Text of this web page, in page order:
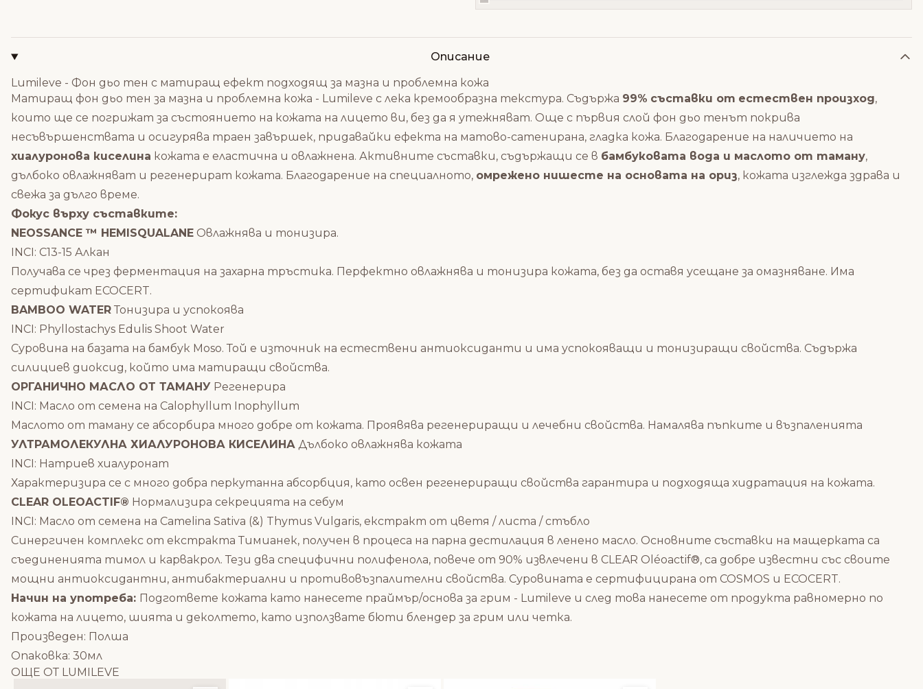
Описание
Lumileve - Фон дьо тен с матиращ ефект подходящ за мазна и проблемна кожа
Матиращ фон дьо тен за мазна и проблемна кожа - Lumileve с лека кремообразна текстура. Съдържа 99% съставки от естествен произход,
които ще се погрижат за състоянието на кожата на лицето ви, без да я утежняват. Още с първия слой фон дьо тенът покрива
несъвършенствата и осигурява траен завършек, придавайки ефекта на матово-сатенирана, гладка кожа. Благодарение на наличието на
хиалуронова киселина кожата е еластична и овлажнена. Активните съставки, съдържащи се в бамбуковата вода и маслото от таману,
дълбоко овлажняват и регенерират кожата. Благодарение на специалното, омрежено нишесте на основата на ориз, кожата изглежда здрава и
свежа за дълго време.
Фокус върху съставките:
NEOSSANCE ™ HEMISQUALANE Овлажнява и тонизира.
INCI: C13-15 Алкан
Получава се чрез ферментация на захарна тръстика. Перфектно овлажнява и тонизира кожата, без да оставя усещане за омазняване. Има
сертификат ECOCERT.
BAMBOO WATER Тонизира и успокоява
INCI: Phyllostachys Edulis Shoot Water
Суровина на базата на бамбук Moso. Той е източник на естествени антиоксиданти и има успокояващи и тонизиращи свойства. Съдържа
силициев диоксид, който има матиращи свойства.
ОРГАНИЧНО МАСЛО ОТ ТАМАНУ Регенерира
INCI: Масло от семена на Calophyllum Inophyllum
Маслото от таману се абсорбира много добре от кожата. Проявява регенериращи и лечебни свойства. Намалява пъпките и възпаленията
УЛТРАМОЛЕКУЛНА ХИАЛУРОНОВА КИСЕЛИНА Дълбоко овлажнява кожата
INCI: Натриев хиалуронат
Характеризира се с много добра перкутанна абсорбция, като освен регенериращи свойства гарантира и подходяща хидратация на кожата.
CLEAR OLEOACTIF® Нормализира секрецията на себум
INCI: Масло от семена на Camelina Sativa (&) Thymus Vulgaris, екстракт от цветя / листа / стъбло
Синергичен комплекс от екстракта Тимианек, получен в процеса на парна дестилация в ленено масло. Основните съставки на мащерката са
съединенията тимол и карвакрол. Тези два специфични полифенола, повече от 90% извлечени в CLEAR Oléoactif®, са добре известни със своите
мощни антиоксидантни, антибактериални и противовъзпалителни свойства. Суровината е сертифицирана от COSMOS и ECOCERT.
Начин на употреба: Подгответе кожата като нанесете праймър/основа за грим - Lumileve и след това нанесете от продукта равномерно по
кожата на лицето, шията и деколтето, като използвате бюти блендер за грим или четка.
Произведен: Полша
Опаковка: 30мл
ОЩЕ ОТ LUMILEVE